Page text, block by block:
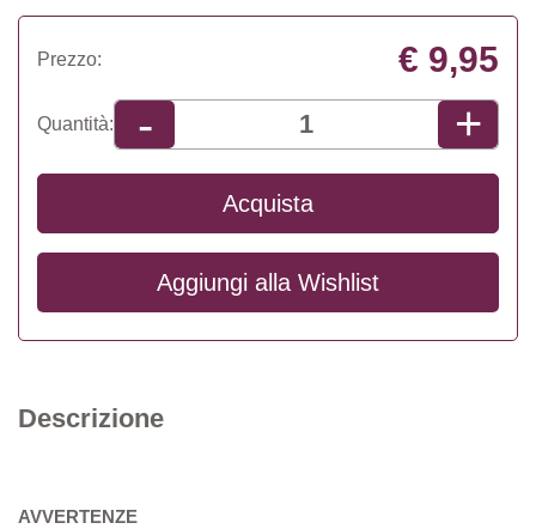
Prezzo: € 9,95
Quantità: - +
Acquista
Aggiungi alla Wishlist
Descrizione
AVVERTENZE